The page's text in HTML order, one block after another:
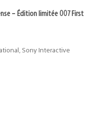
– Édition limitée 007 First
Sony Interactive